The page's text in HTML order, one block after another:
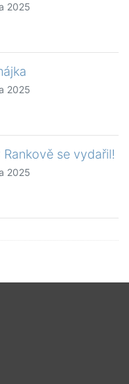
2025
2025
Rankově se vydařil!
2025